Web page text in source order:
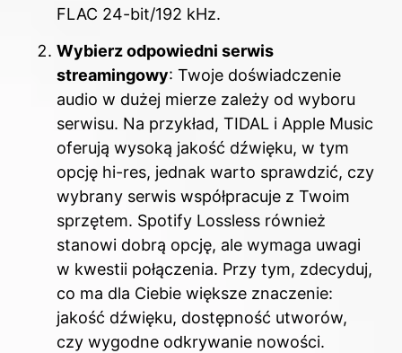
FLAC 24-bit/192 kHz.
Wybierz odpowiedni serwis
streamingowy: Twoje doświadczenie
audio w dużej mierze zależy od wyboru
serwisu. Na przykład, TIDAL i Apple Music
oferują wysoką jakość dźwięku, w tym
opcję hi-res, jednak warto sprawdzić, czy
wybrany serwis współpracuje z Twoim
sprzętem. Spotify Lossless również
stanowi dobrą opcję, ale wymaga uwagi
w kwestii połączenia. Przy tym, zdecyduj,
co ma dla Ciebie większe znaczenie:
jakość dźwięku, dostępność utworów,
czy wygodne odkrywanie nowości.